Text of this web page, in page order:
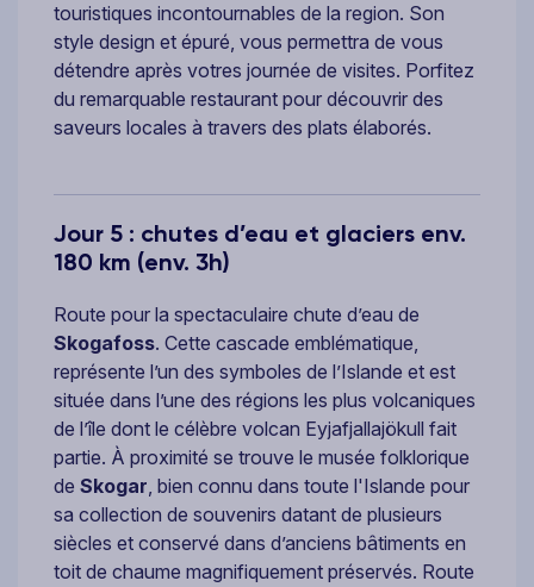
touristiques incontournables de la region. Son
style design et épuré, vous permettra de vous
détendre après votres journée de visites. Porfitez
du remarquable restaurant pour découvrir des
saveurs locales à travers des plats élaborés.
Jour 5 : chutes d’eau et glaciers env.
180 km (env. 3h)
Route pour la spectaculaire chute d’eau de
Skogafoss. Cette cascade emblématique,
représente l’un des symboles de l’Islande et est
située dans l’une des régions les plus volcaniques
de l’île dont le célèbre volcan Eyjafjallajökull fait
partie. À proximité se trouve le musée folklorique
de Skogar, bien connu dans toute l'Islande pour
sa collection de souvenirs datant de plusieurs
siècles et conservé dans d’anciens bâtiments en
toit de chaume magnifiquement préservés. Route